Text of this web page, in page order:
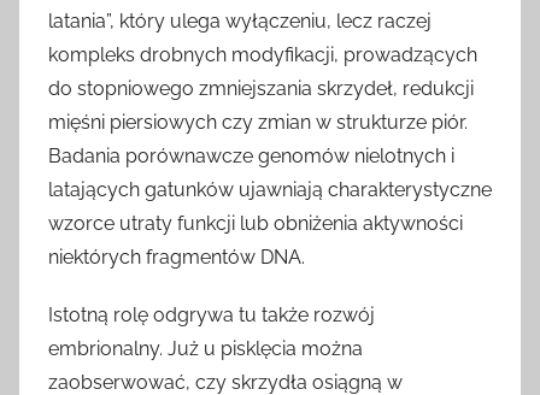
latania”, który ulega wyłączeniu, lecz raczej
kompleks drobnych modyfikacji, prowadzących
do stopniowego zmniejszania skrzydeł, redukcji
mięśni piersiowych czy zmian w strukturze piór.
Badania porównawcze genomów nielotnych i
latających gatunków ujawniają charakterystyczne
wzorce utraty funkcji lub obniżenia aktywności
niektórych fragmentów DNA.
Istotną rolę odgrywa tu także rozwój
embrionalny. Już u pisklęcia można
zaobserwować, czy skrzydła osiągną w